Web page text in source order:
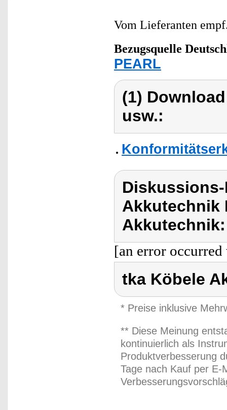
Vom Lieferanten
Bezugsquelle
PEARL
(1)
usw.:
Akkutechnik
Akkutechnik:
[an error
tka Köbele
* Preise inklusive
** Diese Meinung
kontinuierlich als
Produktverbesserung
Tage nach Kauf per E-